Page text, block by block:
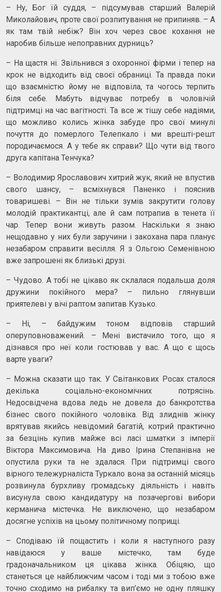
– Ну, Бог їй суддя, – підсумував старший Валерій
Миколайович, проте свої розпитування не припиняв. – А
як там твій небіж? Він хоч через своє кохання не
наробив більше непоправних дурниць?
– На щастя ні. Звільнився з охоронної фірми і тепер на
крок не відходить від своєї обраниці. Та правда поки
що взаємністю йому не відповіла, та чогось терпить
біля себе. Мабуть відчуває потребу в чоловічій
підтримці на час вагітності. Та все ж тішу себе надіями,
що можливо колись жінка забуде про свої минулі
почуття до померлого Телепкало і ми врешті-решт
породичаємося. А у тебе як справи? Що чути від твого
друга капітана Тенчука?
– Володимир Ярославович хитрий жук, який не впустив
свого шансу, – всміхнувся Паненко і пояснив
товаришеві. – Він не тільки зумів закрутити голову
молодій практикантці, але й сам потрапив в тенета її
чар. Тепер вони живуть разом. Наскільки я знаю
нещодавно у них були заручини і закохана пара планує
незабаром справити весілля. Я з Ольгою Семенівною
вже запрошені як близькі друзі.
– Чудово. А тобі не цікаво як склалася подальша доля
дружини покійного мера? – пильно глянувши
приятелеві у вічі раптом запитав Кузько.
– Ні, – байдужим тоном відповів старший
оперуповноважений. – Мені вистачило того, що я
дізнався про неї коли гостював у вас. А що є щось
варте уваги?
– Можна сказати що так. У Світанкових Росах сталося
декілька соціально-економічних потрясінь.
Недосвідчена вдова ледь не довела до банкротства
бізнес свого покійного чоловіка. Від злиднів жінку
врятував якийсь невідомий багатій, котрий практично
за безцінь купив майже всі ласі шматки з імперії
Віктора Максимовича. На диво Ірина Степанівна не
опустила руки та не здалася. При підтримці свого
вірного тележурналіста Туркало вона за останній місяць
розвинула бурхливу громадську діяльність і навіть
висунула свою кандидатуру на позачергові вибори
керманича містечка. Не виключено, що незабаром
досягне успіхів на цьому політичному поприщі.
– Сподіваю їй пощастить і коли я наступного разу
навідаюся у ваше містечко, там буде
градоначальником ця цікава жінка. Обіцяю, що
станеться це найближчим часом і тоді ми з тобою вже
точно сходимо на рибалку та вип’ємо не одну пляшку